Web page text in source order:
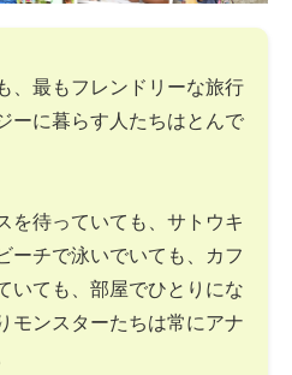
、最もフレンドリーな旅行
ーに暮らす人たちはとんで
を待っていても、サトウキ
ーチで泳いでいても、カフ
いても、部屋でひとりにな
モンスターたちは常にアナ